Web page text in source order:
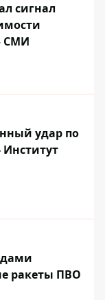
сигнал
СМИ
удар по
ракеты ПВО